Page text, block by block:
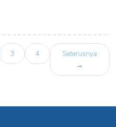
3 4
Seterusnya
→